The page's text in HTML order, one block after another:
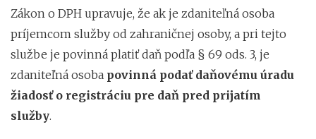
Zákon o DPH upravuje, že ak je zdaniteľná osoba
príjemcom služby od zahraničnej osoby, a pri tejto
službe je povinná platiť daň podľa § 69 ods. 3, je
zdaniteľná osoba povinná podať daňovému úradu
žiadosť o registráciu pre daň pred prijatím
služby.